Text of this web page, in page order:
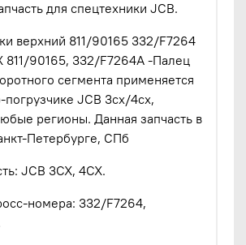
для спецтехники JCB.
верхний 811/90165 332/F7264
811/90165, 332/F7264A -Палец
сегмента применяется
погрузчике JCB 3cx/4cx,
регионы. Данная запчасть в
Петербурге, СПб
JCB 3CX, 4CX.
номера: 332/F7264,